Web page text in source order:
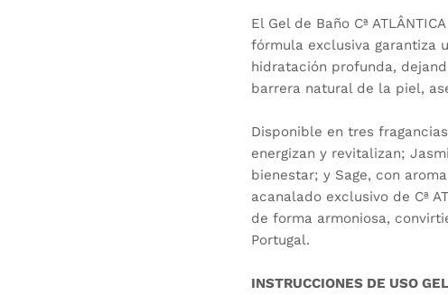
El Gel de Baño Cª
fórmula exclusiva garantiza
hidratación profunda,
barrera natural de la piel,
Disponible en tres
energizan y revitalizan;
bienestar; y Sage, con
acanalado exclusivo de Cª
de forma armoniosa,
Portugal.
INSTRUCCIONES DE USO